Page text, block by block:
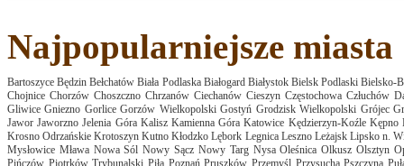
Najpopularniejsze miasta
Bartoszyce Będzin Bełchatów Biała Podlaska Białogard Białystok Bielsk Podlaski Bielsko-
Chojnice Chorzów Choszczno Chrzanów Ciechanów Cieszyn Częstochowa Człuchów
Gliwice Gniezno Gorlice Gorzów Wielkopolski Gostyń Grodzisk Wielkopolski Grójec
Jawor Jaworzno Jelenia Góra Kalisz Kamienna Góra Katowice Kędzierzyn-Koźle Kępno
Krosno Odrzańskie Krotoszyn Kutno Kłodzko Lębork Legnica Leszno Leżajsk Lipsko n.
Mysłowice Mława Nowa Sól Nowy Sącz Nowy Targ Nysa Oleśnica Olkusz Olsztyn
Pińczów Piotrków Trybunalski Piła Poznań Pruszków Przemyśl Przysucha Pszczyna